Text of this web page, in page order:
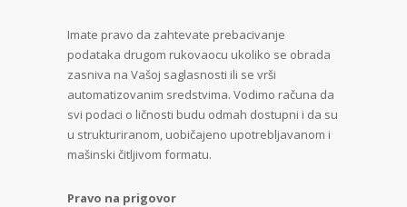
Imate pravo da zahtevate prebacivanje
podataka drugom rukovaocu ukoliko se obrada
zasniva na Vašoj saglasnosti ili se vrši
automatizovanim sredstvima. Vodimo računa da
svi podaci o ličnosti budu odmah dostupni i da su
u strukturiranom, uobičajeno upotrebljavanom i
mašinski čitljivom formatu.
Pravo na prigovor